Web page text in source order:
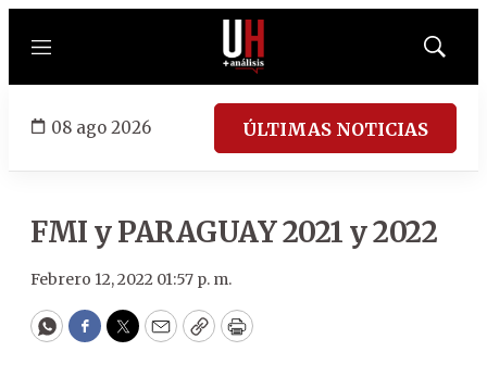
Menú
Mostrar
08 ago 2026 ÚLTIMAS NOTICIAS
FMI y PARAGUAY 2021 y 2022
Febrero 12, 2022 01:57 p. m.
WhatsApp
Facebook
Twitter
EmailCopyPrint